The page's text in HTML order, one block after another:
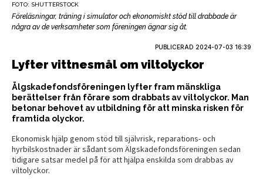
FOTO: SHUTTERSTOCK
Föreläsningar, träning i simulator och ekonomiskt stöd till drabbade är
några av de verksamheter som föreningen ägnar sig åt.
PUBLICERAD 2024-07-03 16:39
Lyfter vittnesmål om viltolyckor
Älgskadefondsföreningen lyfter fram mänskliga
berättelser från förare som drabbats av viltolyckor. Man
betonar behovet av utbildning för att minska risken för
framtida olyckor.
Ekonomisk hjälp genom stöd till självrisk, reparations- och
hyrbilskostnader är sådant som Älgskadefondsföreningen sedan
tidigare satsar medel på för att hjälpa enskilda som drabbas av
viltolyckor.